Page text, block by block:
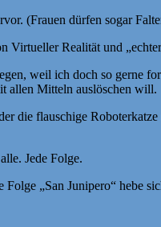
(Frauen dürfen sogar
Virtueller Realität und
weil ich doch so gerne
allen Mitteln auslöschen will.
flauschige
Jede Folge.
Folge „San Junipero“ hebe